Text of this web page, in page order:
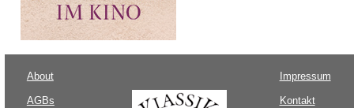
About
AGBs
Impressum
Kontakt